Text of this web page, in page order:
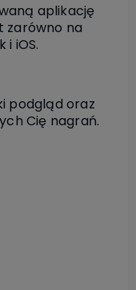
aplikację
zarówno na
i iOS.
podgląd oraz
Cię nagrań.